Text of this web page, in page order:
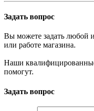
Задать вопрос
Вы можете задать любой
или работе магазина.
Наши
помогут.
Задать вопрос